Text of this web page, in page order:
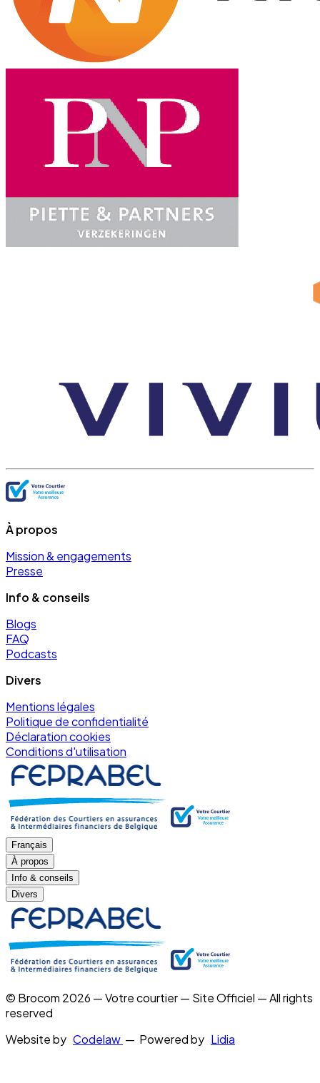
À propos
Mission & engagements
Presse
Info & conseils
Blogs
FAQ
Podcasts
Divers
Mentions légales
Politique de confidentialité
Déclaration cookies
Conditions d'utilisation
Français
À propos
Info & conseils
Divers
© Brocom 2026 — Votre courtier — Site Officiel — All rights
reserved
Website by Codelaw — Powered by Lidia